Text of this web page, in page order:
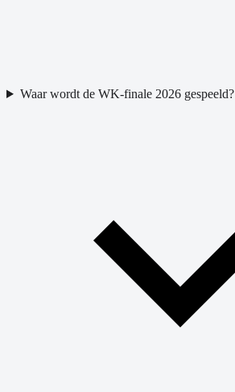
Waar wordt de WK-finale 2026 gespeeld?